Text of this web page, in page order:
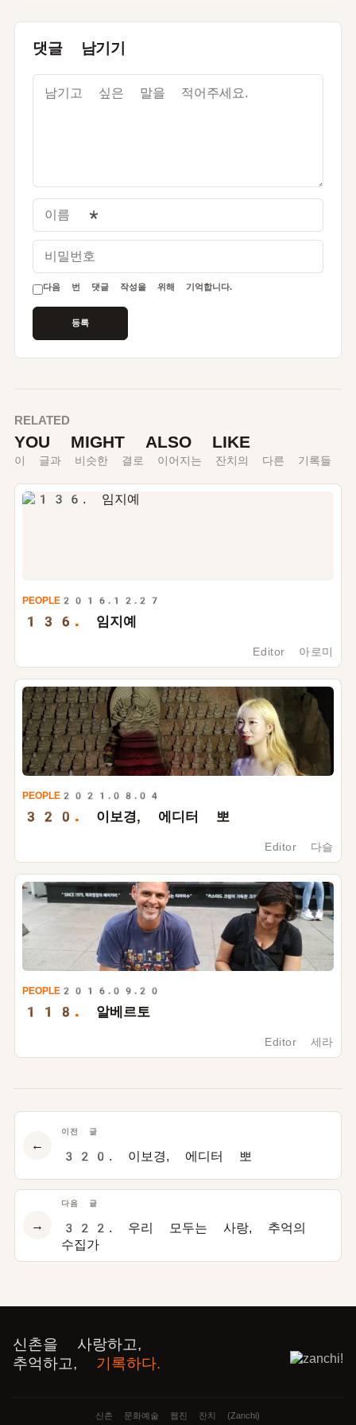
댓글 남기기
이름
비밀번호
다음 번 댓글 작성을 위해 기억합니다.
RELATED
YOU MIGHT ALSO LIKE
이 글과 비슷한 결로 이어지는 잔치의 다른 기록들
PEOPLE 2016.12.27
136. 임지예
Editor 아로미
PEOPLE 2021.08.04
320. 이보경, 에디터 뽀
Editor 다슬
PEOPLE 2016.09.20
118. 알베르토
Editor 세라
←
이전 글
320. 이보경, 에디터 뽀
다음 글
322. 우리 모두는 사랑, 추억의
수집가
→
신촌을 사랑하고,
추억하고, 기록하다.
신촌 문화예술 웹진 잔치 (Zanchi)